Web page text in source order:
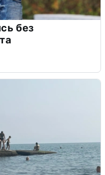
без